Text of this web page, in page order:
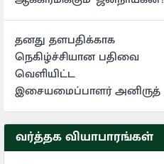
தனது தளபதிக்காக
நெகிழ்ச்சியான பதிவை
வெளியிட்ட
இசையமைப்பாளர் அனிருத்
வர்த்தக வியாபாரங்கள்